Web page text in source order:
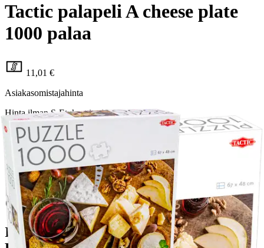
Tactic palapeli A cheese plate
1000 palaa
11,01 €
Asiakasomistajahinta
Hinta ilman S-Etukorttia: 12,95 €
Verkkokaupan hinta
Valitse toimitustapa
Nouto myymälästä
Ei saatavilla
Toimitus
Ei saatavilla
Ilmainen toimitus yli 100 €:n tilauksille